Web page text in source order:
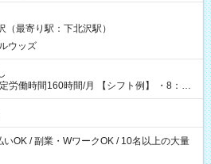
（最寄り駅：下北沢駅）
ウッズ
時間/月 【シフト例】 ・8：00
いOK / 副業・WワークOK / 10名以上の大量